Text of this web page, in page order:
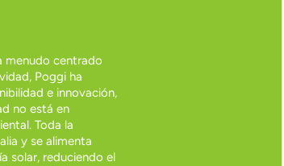
menudo centrado
Poggi ha
e innovación,
no está en
Toda la
y se alimenta
solar, reduciendo el